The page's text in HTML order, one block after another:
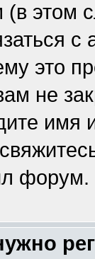
(в этом
это
не
форум.